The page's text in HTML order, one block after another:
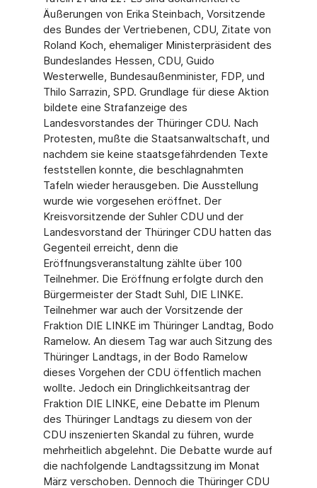
Äußerungen von Erika Steinbach, Vorsitzende
des Bundes der Vertriebenen, CDU, Zitate von
Roland Koch, ehemaliger Ministerpräsident des
Bundeslandes Hessen, CDU, Guido
Westerwelle, Bundesaußenminister, FDP, und
Thilo Sarrazin, SPD. Grundlage für diese Aktion
bildete eine Strafanzeige des
Landesvorstandes der Thüringer CDU. Nach
Protesten, mußte die Staatsanwaltschaft, und
nachdem sie keine staatsgefährdenden Texte
feststellen konnte, die beschlagnahmten
Tafeln wieder herausgeben. Die Ausstellung
wurde wie vorgesehen eröffnet. Der
Kreisvorsitzende der Suhler CDU und der
Landesvorstand der Thüringer CDU hatten das
Gegenteil erreicht, denn die
Eröffnungsveranstaltung zählte über 100
Teilnehmer. Die Eröffnung erfolgte durch den
Bürgermeister der Stadt Suhl, DIE LINKE.
Teilnehmer war auch der Vorsitzende der
Fraktion DIE LINKE im Thüringer Landtag, Bodo
Ramelow. An diesem Tag war auch Sitzung des
Thüringer Landtags, in der Bodo Ramelow
dieses Vorgehen der CDU öffentlich machen
wollte. Jedoch ein Dringlichkeitsantrag der
Fraktion DIE LINKE, eine Debatte im Plenum
des Thüringer Landtags zu diesem von der
CDU inszenierten Skandal zu führen, wurde
mehrheitlich abgelehnt. Die Debatte wurde auf
die nachfolgende Landtagssitzung im Monat
März verschoben. Dennoch die Thüringer CDU